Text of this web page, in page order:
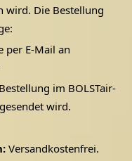
wird. Die Bestellung
per E-Mail an
im BOLSTair-
wird.
Versandkostenfrei.